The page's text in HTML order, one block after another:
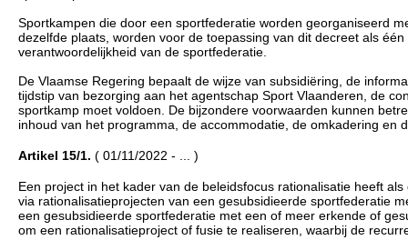
Sportkampen die door een sportfederatie worden georganiseerd
dezelfde plaats, worden voor de toepassing van dit decreet als
verantwoordelijkheid van de sportfederatie.
De Vlaamse Regering bepaalt de wijze van subsidiëring, de
tijdstip van bezorging aan het agentschap Sport Vlaanderen, de
sportkamp moet voldoen. De bijzondere voorwaarden kunnen
inhoud van het programma, de accommodatie, de omkadering en
Artikel 15/1. ( 01/11/2022 - ... )
Een project in het kader van de beleidsfocus rationalisatie heeft
via rationalisatieprojecten van een gesubsidieerde sportfederatie
een gesubsidieerde sportfederatie met een of meer erkende of
om een rationalisatieproject of fusie te realiseren, waarbij de